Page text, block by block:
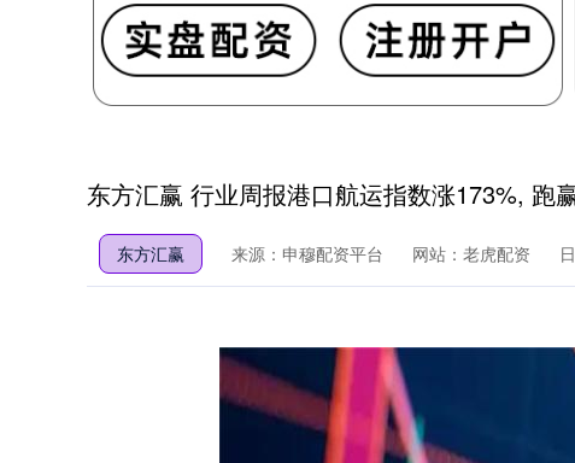
东方汇赢 行业周报港口航运指数涨173%, 跑
东方汇赢 来源：申穆配资平台 网站：老虎配资